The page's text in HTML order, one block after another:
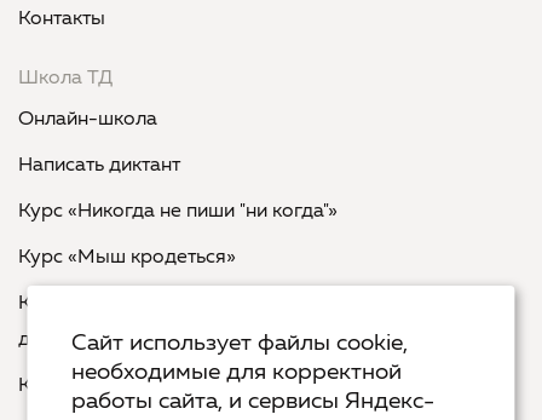
Контакты
Школа ТД
Онлайн-школа
Написать диктант
Курс «Никогда не пиши "ни когда"»
Курс «Мыш кродеться»
Курс «Русская пунктуация: болевые точки... и
двоеточия»
Курс «Я пишу - мне отвечают»
Сайт использует файлы cookie,
необходимые для корректной
работы сайта, и сервисы Яндекс-